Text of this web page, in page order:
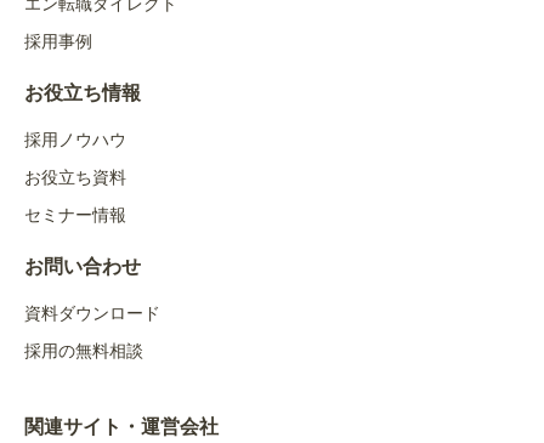
採用事例
お役立ち情報
採用ノウハウ
お役立ち資料
セミナー情報
お問い合わせ
資料ダウンロード
採用の無料相談
関連サイト・運営会社